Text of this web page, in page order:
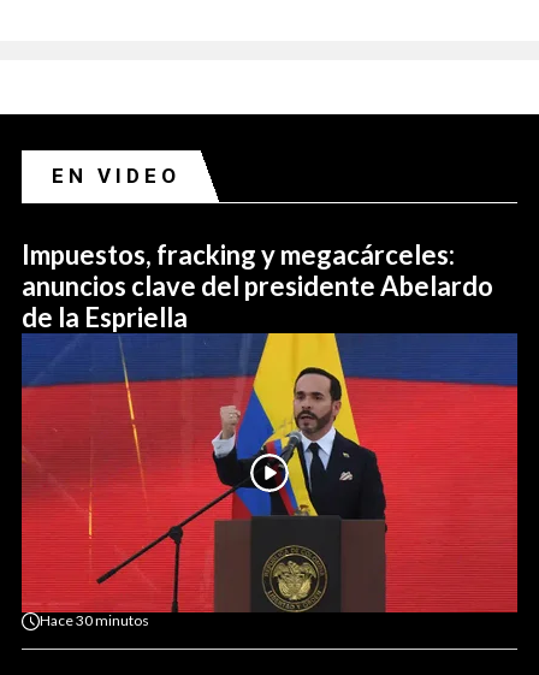
EN VIDEO
Impuestos, fracking y megacárceles:
anuncios clave del presidente Abelardo
de la Espriella
Hace30 minutos